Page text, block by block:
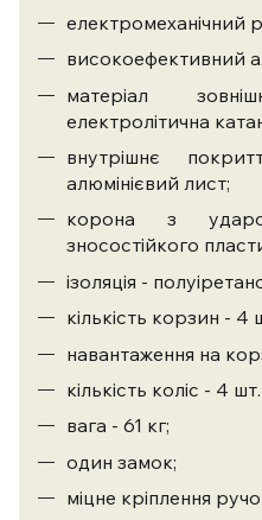
електромеханічний
високоефективний
матеріал
електролітична
внутрішнє
алюмінієвий лист;
корона з
зносостійкого
ізоляція -
кількість корзин - 4
навантаження на
кількість коліс - 4
вага - 61 кг;
один замок;
міцне кріплення